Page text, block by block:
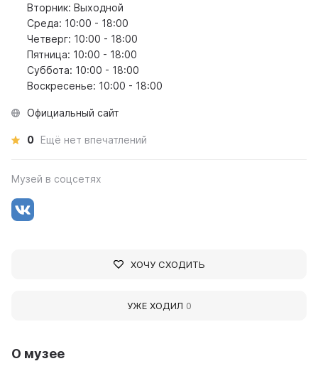
О музее
Вторник: Выходной
Среда: 10:00 - 18:00
Четверг: 10:00 - 18:00
Пятница: 10:00 - 18:00
Суббота: 10:00 - 18:00
Воскресенье: 10:00 - 18:00
Официальный сайт
0 Ещё нет впечатлений
Музей в соцсетях
ХОЧУ СХОДИТЬ
УЖЕ ХОДИЛ 0